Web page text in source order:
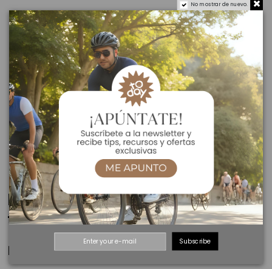
Empezar tarde: si esperas al “bajón”, ya vas por
detrás. Primera toma entre el minuto 30–45 en
esfuerzos largos.
No beber: aumenta el riesgo de malestar; el gel
necesita agua para absorberse.
Demasiada cafeína : nerviosismo, molestias o
insomnio en pruebas vespertinas.
Probar marcas nuevas el día D: regla de oro del
deportista:nada nuevo en carrera
Ignorar el calor
: con alta sudoración, sube
líquidos y sodio o afloja el ritmo.
Estrategias por deporte: running,
trail y ciclismo
Running en asfalto
No mostrar de nuevo.
Subscribe